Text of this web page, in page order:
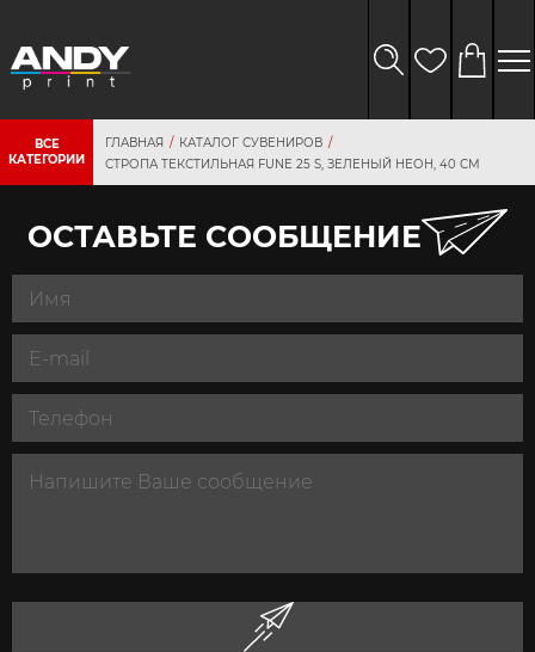
ВСЕ
КАТЕГОРИИ
ГЛАВНАЯ
КАТАЛОГ СУВЕНИРОВ
СТРОПА ТЕКСТИЛЬНАЯ FUNE 25 S, ЗЕЛЕНЫЙ НЕОН, 40 СМ
ОСТАВЬТЕ СООБЩЕНИЕ
данных